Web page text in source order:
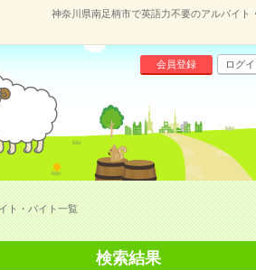
神奈川県南足柄市で英語力不要のアルバイト
会員登録 ログ
ト・バイト一覧
検索結果